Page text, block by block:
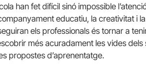
han fet difícil sinó impossible
educatiu, la creativitat i
els professionals és tornar a
més acuradament les vides dels
propostes d’aprenentatge.